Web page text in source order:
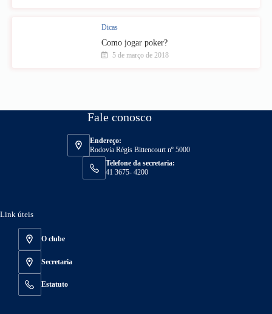
Dicas
Como jogar poker?
5 de março de 2018
Fale conosco
Endereço:
Rodovia Régis Bittencourt nº 5000
Telefone da secretaria:
41 3675- 4200
Link úteis
O clube
Secretaria
Estatuto